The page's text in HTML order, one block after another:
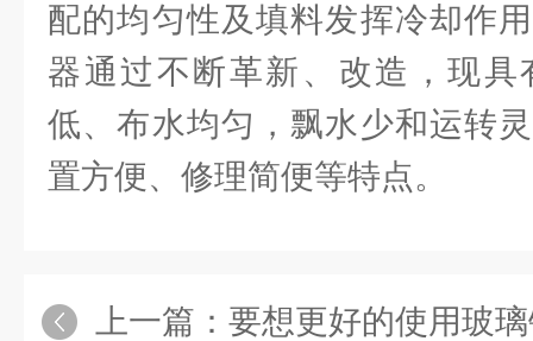
配的均匀性及填料发挥冷却作
器通过不断革新、改造，现
低、布水均匀，飘水少和运转
置方便、修理简便等特点。
上一篇： 要想更好的使用玻璃钢废气